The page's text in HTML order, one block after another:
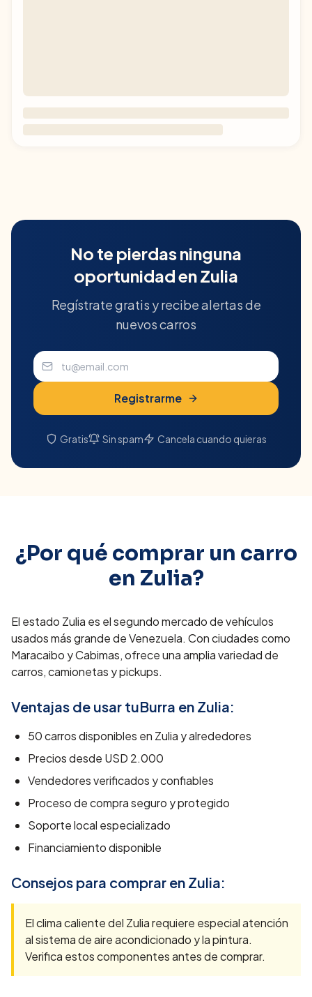
No te pierdas ninguna
oportunidad enZulia
Regístrate gratis y recibe alertas de
nuevos carros
Registrarme
Gratis Sin spam Cancela cuando quieras
¿Por qué comprar un carro
en Zulia?
El estado Zulia es el segundo mercado de vehículos
usados más grande de Venezuela. Con ciudades como
Maracaibo y Cabimas, ofrece una amplia variedad de
carros, camionetas y pickups.
Ventajas de usar tuBurra en Zulia:
50carros disponibles en Zulia y alrededores
Precios desde USD 2.000
Vendedores verificados y confiables
Proceso de compra seguro y protegido
Soporte local especializado
Financiamiento disponible
Consejos para comprar en Zulia:
El clima caliente del Zulia requiere especial atención
al sistema de aire acondicionado y la pintura.
Verifica estos componentes antes de comprar.